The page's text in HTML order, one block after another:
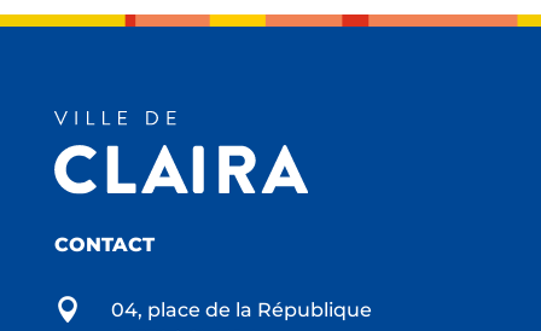
CONTACT

04, place de la République